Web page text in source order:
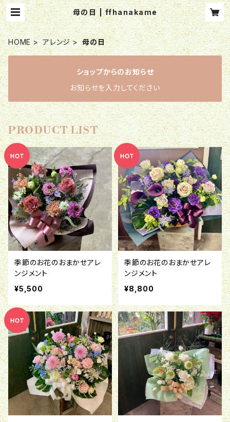
母の日 | ffhanakame
HOME アレンジ 母の日
ショップからのお知らせ
お知らせを入力してください
PRODUCT LIST
季節のお花のおまかせアレ
ンジメント
¥5,500
季節のお花のおまかせアレ
ンジメント
¥8,800